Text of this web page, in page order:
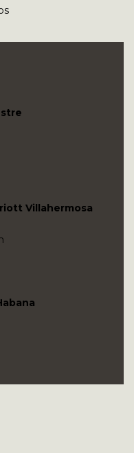
Villahermosa